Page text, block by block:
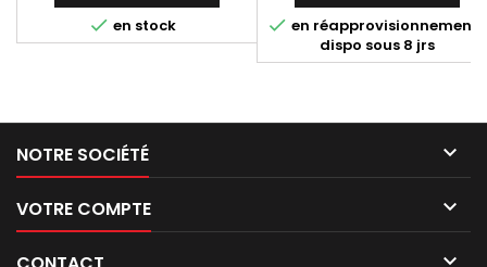
 en stock  en réapprovisionnement
dispo sous 8 jrs
NOTRE SOCIÉTÉ 
VOTRE COMPTE 
